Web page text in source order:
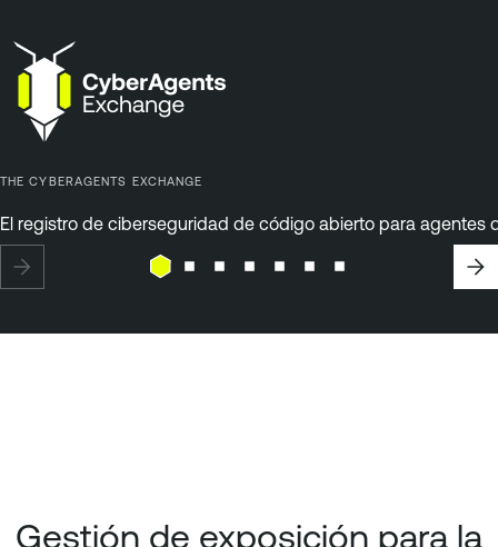
THE CYBERAGENTS EXCHANGE
El registro de ciberseguridad de código abierto para agentes
Gestión de exposición para la